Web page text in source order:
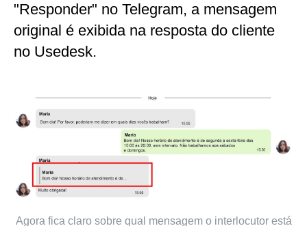
"Responder" no Telegram, a mensagem
original é exibida na resposta do cliente
no Usedesk.
Agora fica claro sobre qual mensagem o interlocutor está